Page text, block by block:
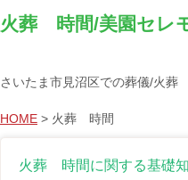
火葬 時間/美園セレ
さいたま市見沼区での葬儀/火葬
HOME > 火葬 時間
火葬 時間に関する基礎